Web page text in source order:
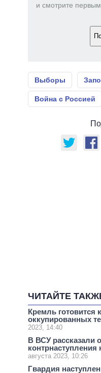
и смотрите
Выборы
Война с Россией
ЧИТАЙТЕ
Кремль готовится
оккупированных
2023, 14:40
В ВСУ рассказали
августа 2023, 10:26
Гвардия